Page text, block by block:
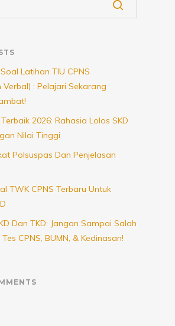
Latihan TIU CPNS
: Pelajari Sekarang
2026: Rahasia Lolos SKD
Nilai Tinggi
Polsuspas Dan Penjelasan
TWK CPNS Terbaru Untuk
Dan TKD: Jangan Sampai Salah
CPNS, BUMN, & Kedinasan!